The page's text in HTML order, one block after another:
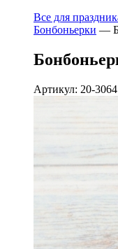
Все для
Бонбоньерки —
Артикул: 20-3064